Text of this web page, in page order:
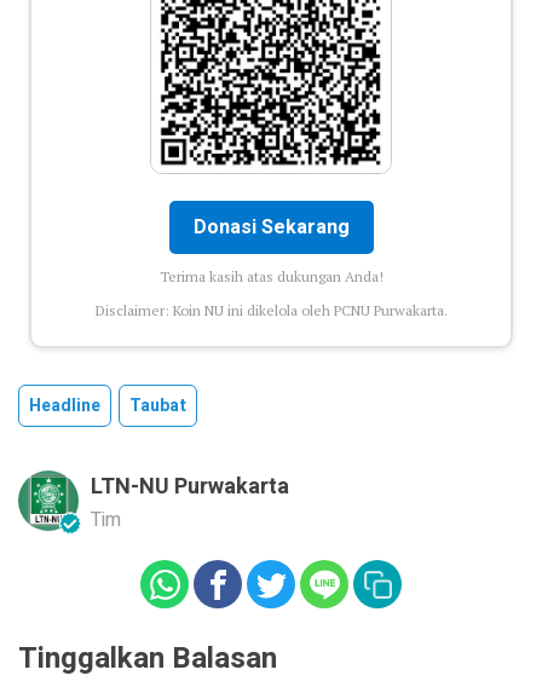
Donasi Sekarang
Terima kasih atas dukungan Anda!
Disclaimer: Koin NU ini dikelola oleh PCNU Purwakarta.
Headline Taubat
LTN-NU Purwakarta
Tim
Tinggalkan Balasan